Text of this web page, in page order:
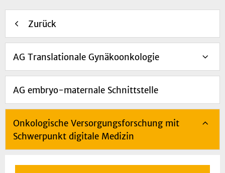
Zurück
AG Translationale Gynäkoonkologie
AG embryo-maternale Schnittstelle
Onkologische Versorgungsforschung mit
Schwerpunkt digitale Medizin